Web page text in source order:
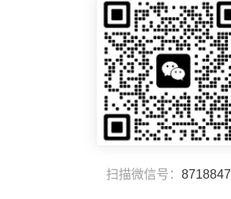
扫描微信号： 8718847